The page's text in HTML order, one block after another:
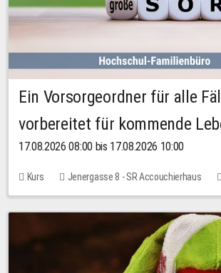
Ein Vorsorgeordner für alle
vorbereitet für kommende
17.08.2026 08:00 bis 17.08.2026 10:00
Kurs Jenergasse 8 - SR Accouchierhaus